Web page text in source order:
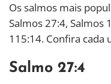
Os salmos mais
Salmos 27:4, Salmos
115:14. Confira cada
Salmo 27:4